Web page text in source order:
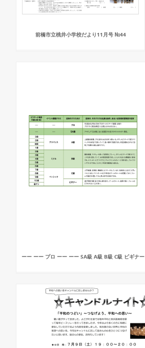
前橋市立桃井小学校だより11月号 №44
ーー ーー プロ ーー ーー SA級 A級 B級 C級 ビギナー